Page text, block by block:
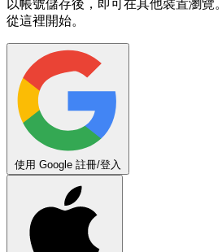
以帳號儲存後，即可在其他裝置瀏覽
從這裡開始。
使用 Google 註冊/登入